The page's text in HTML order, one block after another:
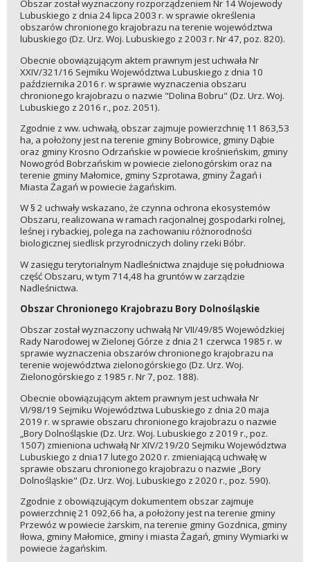
Obszar został wyznaczony rozporządzeniem Nr 14 Wojewody
Lubuskiego z dnia 24 lipca 2003 r. w sprawie określenia
obszarów chronionego krajobrazu na terenie województwa
lubuskiego (Dz. Urz. Woj. Lubuskiego z 2003 r. Nr 47, poz. 820).
Obecnie obowiązującym aktem prawnym jest uchwała Nr
XXIV/321/16 Sejmiku Województwa Lubuskiego z dnia 10
października 2016 r. w sprawie wyznaczenia obszaru
chronionego krajobrazu o nazwie "Dolina Bobru" (Dz. Urz. Woj.
Lubuskiego z 2016 r., poz. 2051).
Zgodnie z ww. uchwałą, obszar zajmuje powierzchnię 11 863,53
ha, a położony jest na terenie gminy Bobrowice, gminy Dąbie
oraz gminy Krosno Odrzańskie w powiecie krośnieńskim, gminy
Nowogród Bobrzańskim w powiecie zielonogórskim oraz na
terenie gminy Małomice, gminy Szprotawa, gminy Żagań i
Miasta Żagań w powiecie żagańskim.
W § 2 uchwały wskazano, że czynna ochrona ekosystemów
Obszaru, realizowana w ramach racjonalnej gospodarki rolnej,
leśnej i rybackiej, polega na zachowaniu różnorodności
biologicznej siedlisk przyrodniczych doliny rzeki Bóbr.
W zasięgu terytorialnym Nadleśnictwa znajduje się południowa
część Obszaru, w tym 714,48 ha gruntów w zarządzie
Nadleśnictwa.
Obszar Chronionego Krajobrazu Bory Dolnośląskie
Obszar został wyznaczony uchwałą Nr VII/49/85 Wojewódzkiej
Rady Narodowej w Zielonej Górze z dnia 21 czerwca 1985 r. w
sprawie wyznaczenia obszarów chronionego krajobrazu na
terenie województwa zielonogórskiego (Dz. Urz. Woj.
Zielonogórskiego z 1985 r. Nr 7, poz. 188).
Obecnie obowiązującym aktem prawnym jest uchwała Nr
VI/98/19 Sejmiku Województwa Lubuskiego z dnia 20 maja
2019 r. w sprawie obszaru chronionego krajobrazu o nazwie
„Bory Dolnośląskie (Dz. Urz. Woj. Lubuskiego z 2019 r., poz.
1507) zmieniona uchwałą Nr XIV/219/20 Sejmiku Województwa
Lubuskiego z dnia17 lutego 2020 r. zmieniającą uchwałę w
sprawie obszaru chronionego krajobrazu o nazwie „Bory
Dolnośląskie" (Dz. Urz. Woj. Lubuskiego z 2020 r., poz. 590).
Zgodnie z obowiązującym dokumentem obszar zajmuje
powierzchnię 21 092,66 ha, a położony jest na terenie gminy
Przewóz w powiecie żarskim, na terenie gminy Gozdnica, gminy
Iłowa, gminy Małomice, gminy i miasta Żagań, gminy Wymiarki w
powiecie żagańskim.